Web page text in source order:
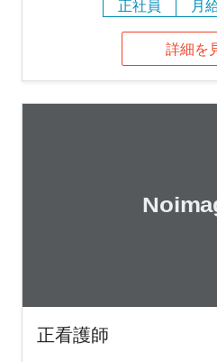
正社員
月
詳細を
正看護師